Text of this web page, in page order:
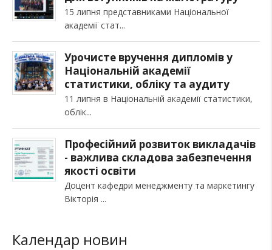
15 липня представниками Національної
академії стат
Урочисте вручення дипломів у
Національній академії
статистики, обліку та аудиту
11 липня в Національній академії статистики,
облік
Професійний розвиток викладачів
- важлива складова забезпечення
якості освіти
Доцент кафедри менеджменту та маркетингу
Вікторія
Календар новин